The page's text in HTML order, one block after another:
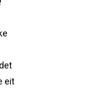
eit